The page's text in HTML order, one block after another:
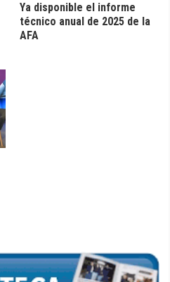
Ya disponible el informe
técnico anual de 2025 de la
AFA